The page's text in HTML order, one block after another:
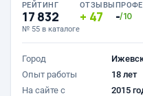
РЕЙТИНГ
17 832
№ 55 в каталоге
ОТЗЫВЫ
47 -/10
Город
Опыт работы
18 лет
На сайте с
2015